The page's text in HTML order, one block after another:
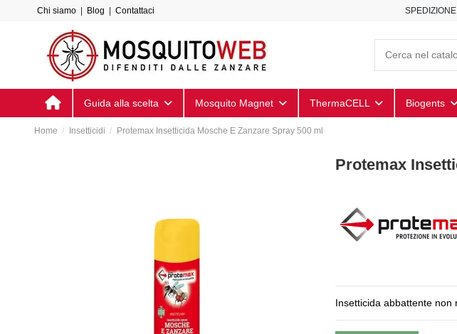
Chi siamo Blog Contattaci
Guida alla scelta Mosquito Magnet ThermaCELL Biogents
Home Insetticidi Protemax Insetticida Mosche E Zanzare Spray 500 ml
Protemax
Insetticida abbattente non